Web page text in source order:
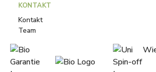
KONTAKT
Kontakt
Team